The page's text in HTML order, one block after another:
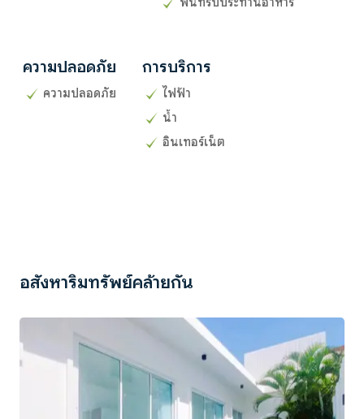
ความปลอดภัย
ความปลอดภัย
การบริการ
ไฟฟ้า
น้ำ
อินเทอร์เน็ต
อสังหาริมทรัพย์คล้ายกัน